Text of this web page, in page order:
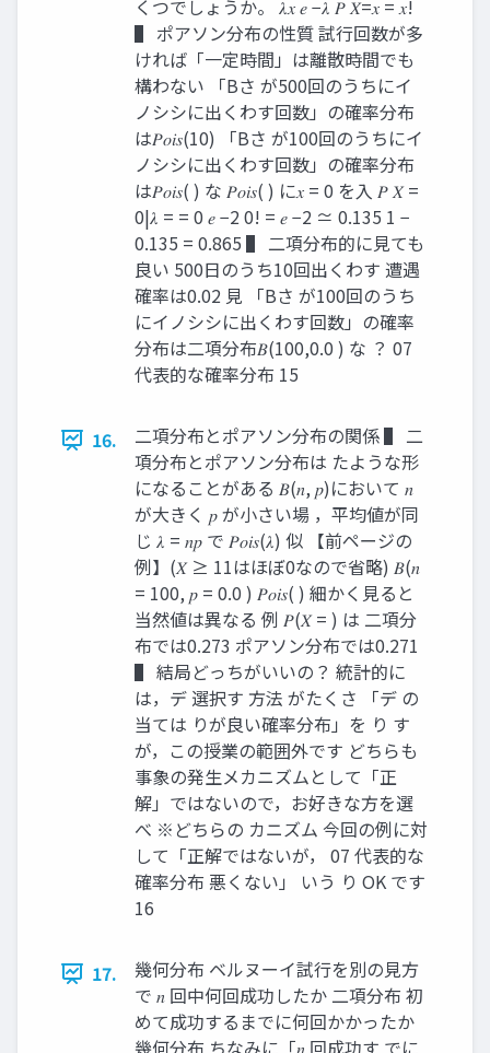
くつでしょうか。 𝜆𝑥 𝑒 −𝜆 𝑃 𝑋=𝑥 = 𝑥!
▌ ポアソン分布の性質 試行回数が多
ければ「一定時間」は離散時間でも
構わない 「Bさ が500回のうちにイ
ノシシに出くわす回数」の確率分布
は𝑃𝑜𝑖𝑠(10) 「Bさ が100回のうちにイ
ノシシに出くわす回数」の確率分布
は𝑃𝑜𝑖𝑠( ) な 𝑃𝑜𝑖𝑠( ) に𝑥 = 0 を入 𝑃 𝑋 =
0|𝜆 = = 0 𝑒 −2 0! = 𝑒 −2 ≃ 0.135 1 −
0.135 = 0.865 ▌ 二項分布的に見ても
良い 500日のうち10回出くわす 遭遇
確率は0.02 見 「Bさ が100回のうち
にイノシシに出くわす回数」の確率
分布は二項分布𝐵(100,0.0 ) な ？ 07
代表的な確率分布 15
16.
二項分布とポアソン分布の関係 ▌ 二
項分布とポアソン分布は たような形
になることがある 𝐵(𝑛, 𝑝)において 𝑛
が大きく 𝑝 が小さい場 ，平均値が同
じ 𝜆 = 𝑛𝑝 で 𝑃𝑜𝑖𝑠(𝜆) 似 【前ページの
例】(𝑋 ≥ 11はほぼ0なので省略) 𝐵(𝑛
= 100, 𝑝 = 0.0 ) 𝑃𝑜𝑖𝑠( ) 細かく見ると
当然値は異なる 例 𝑃(𝑋 = ) は 二項分
布では0.273 ポアソン分布では0.271
▌ 結局どっちがいいの？ 統計的に
は，デ 選択す 方法 がたくさ 「デ の
当ては りが良い確率分布」を り す
が，この授業の範囲外です どちらも
事象の発生メカニズムとして「正
解」ではないので，お好きな方を選
べ ※どちらの カニズム 今回の例に対
して「正解ではないが， 07 代表的な
確率分布 悪くない」 いう り OK です
16
17.
幾何分布 ベルヌーイ試行を別の見方
で 𝑛 回中何回成功したか 二項分布 初
めて成功するまでに何回かかったか
幾何分布 ちなみに「𝑛 回成功す でに